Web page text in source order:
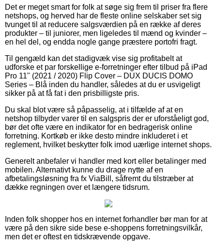
Det er meget smart for folk at søge sig frem til priser fra flere
netshops, og herved har de fleste online selskaber set sig
tvunget til at reducere salgsværdien på en række af deres
produkter – til juniorer, men ligeledes til mænd og kvinder –
en hel del, og endda nogle gange præstere portofri fragt.
Til gengæld kan det stadigvæk vise sig profitabelt at
udforske et par forskellige e-forretninger efter tilbud på iPad
Pro 11" (2021 / 2020) Flip Cover – DUX DUCIS DOMO
Series – Blå inden du handler, således at du er usvigeligt
sikker på at få fat i den prisbilligste pris.
Du skal blot være så påpasselig, at i tilfælde af at en
netshop tilbyder varer til en salgspris der er uforståeligt god,
bør det ofte være en indikator for en bedragerisk online
forretning. Kortkøb er ikke desto mindre inkluderet i et
reglement, hvilket beskytter folk imod uærlige internet shops.
Generelt anbefaler vi handler med kort eller betalinger med
mobilen. Alternativt kunne du drage nytte af en
afbetalingsløsning fra fx ViaBill, såfremt du tilstræber at
dække regningen over et længere tidsrum.
Inden folk shopper hos en internet forhandler bør man for at
være på den sikre side bese e-shoppens forretningsvilkår,
men det er oftest en tidskrævende opgave.